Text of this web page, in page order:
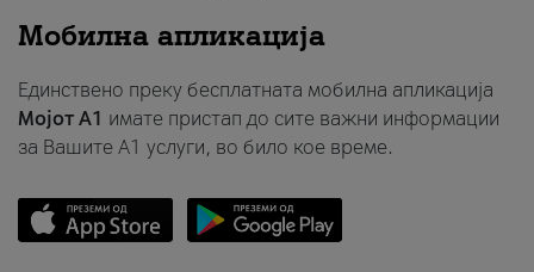
Мобилна апликација
Единствено преку бесплатната мобилна апликација
Мојот A1 имате пристап до сите важни информации
за Вашите A1 услуги, во било кое време.